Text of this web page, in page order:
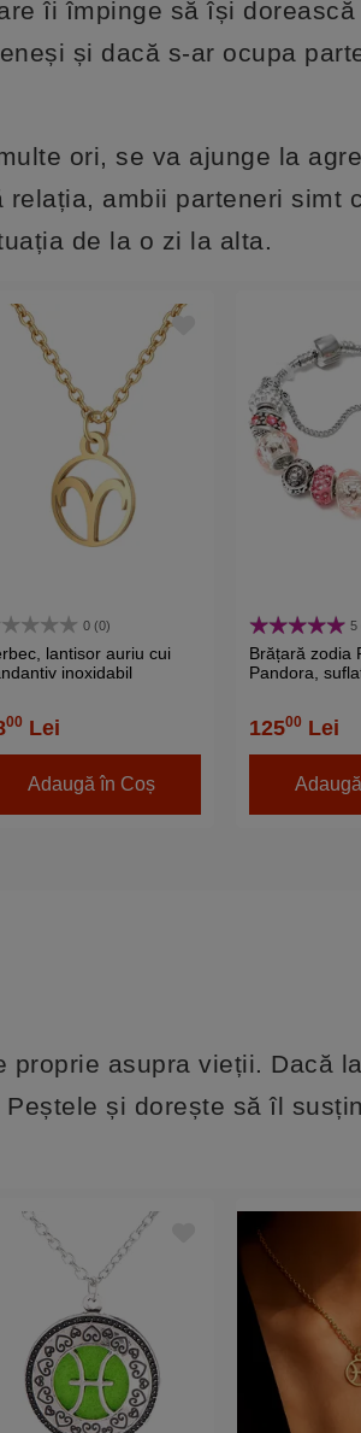
îi împinge să își dorească
și dacă s-ar ocupa
ori, se va ajunge la
ambii parteneri simt
de la o zi la alta.
0 (0)
lantisor auriu cui
inoxidabil
00 Lei
Adaugă în Coș
5
Brățară zodia
Pandora,
charmuri, inox
calitate roz pal
12500 Lei
proprie asupra vieții. Dacă
și dorește să îl